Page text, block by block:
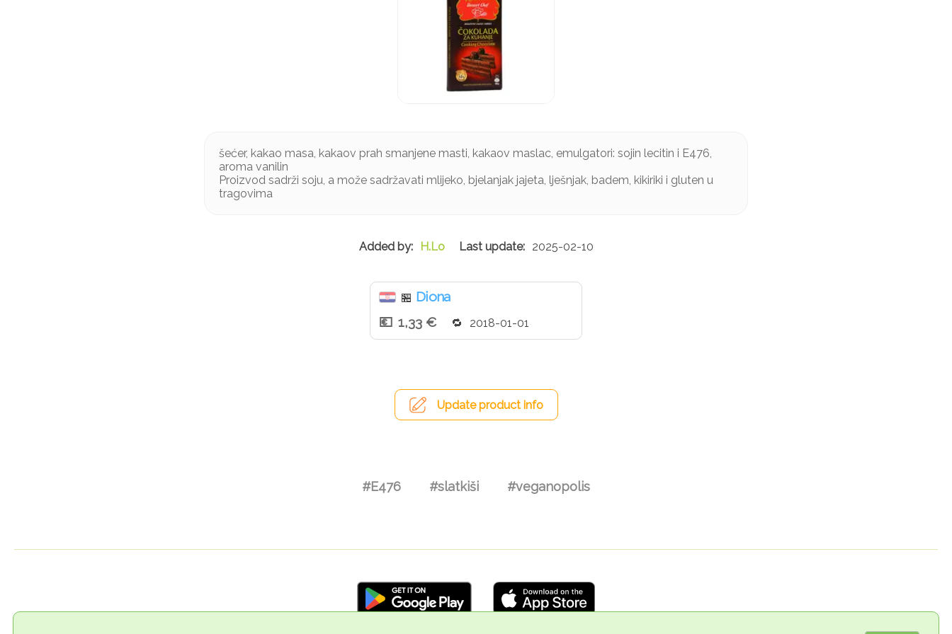
šećer, kakao masa, kakaov prah smanjene masti, kakaov maslac, emulgatori: sojin lecitin i E476,
aroma vanilin
Proizvod sadrži soju, a može sadržavati mlijeko, bjelanjak jajeta, lješnjak, badem, kikiriki i gluten u
tragovima
H.Lo 2025-02-10
🏪 Diona
1,33 €
2018-01-01
Update product info
#E476 #slatkiši #veganopolis